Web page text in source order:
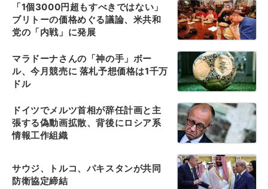
「1個3000円超もすべきではない」
ブリトーの価格めぐる議論、米共和
党の「内戦」に発展
マラドーナさんの「神の手」ボー
ル、今月競売に 落札予想価格は1千万
ドル
ドイツでメルツ首相が辞任計画と主
張する偽動画拡散、背後にロシア系
情報工作組織
サウジ、トルコ、パキスタンが共同
防衛協定締結